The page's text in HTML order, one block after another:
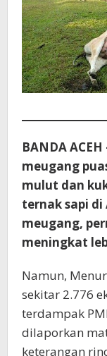
BANDA
meugang
mulut dan
ternak sapi di
meugang,
meningkat
Namun,
sekitar 2.776
terdampak
dilaporkan
keterangan